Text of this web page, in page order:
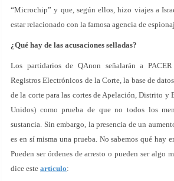
“Microchip” y que, según ellos, hizo viajes a
estar relacionado con la famosa agencia de
¿Qué hay de las acusaciones selladas?
Los partidarios de QAnon señalarán a
Registros Electrónicos de la Corte, la base de
de la corte para las cortes de Apelación, Distrito y
Unidos) como prueba de que no todos los
sustancia. Sin embargo, la presencia de un
es en sí misma una prueba. No sabemos qué hay
Pueden ser órdenes de arresto o pueden ser algo
dice este artículo: